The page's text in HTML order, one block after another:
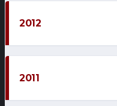
2012
2011